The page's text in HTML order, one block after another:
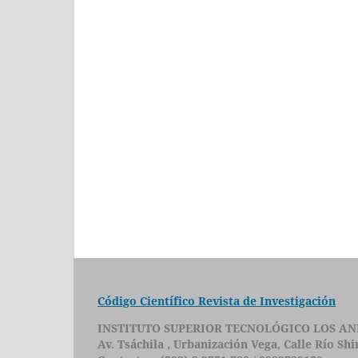
Código Científico Revista de Investigación
INSTITUTO SUPERIOR TECNOLÓGICO LOS
Av. Tsáchila , Urbanización Vega, Calle Río